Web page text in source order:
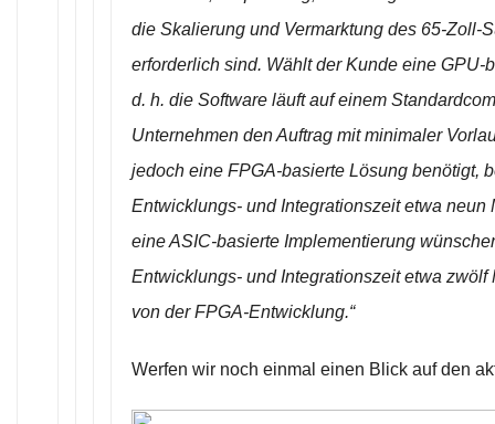
die Skalierung und Vermarktung des 65-Zoll-
erforderlich sind. Wählt der Kunde eine GPU-
d. h. die Software läuft auf einem
Unternehmen den Auftrag mit minimaler
jedoch eine FPGA-basierte Lösung benötigt,
Entwicklungs- und Integrationszeit etwa neun
eine ASIC-basierte Implementierung
Entwicklungs- und Integrationszeit etwa zwölf
von der FPGA-Entwicklung.“
Werfen wir noch einmal einen Blick auf den